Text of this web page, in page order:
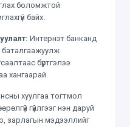
боломжтой
байх.
Интернэт банканд
бүртгэлээ
хангаарай.
хуулгаа тогтмол
гүйлгээг нэн даруй
зарлагын мэдээллийг